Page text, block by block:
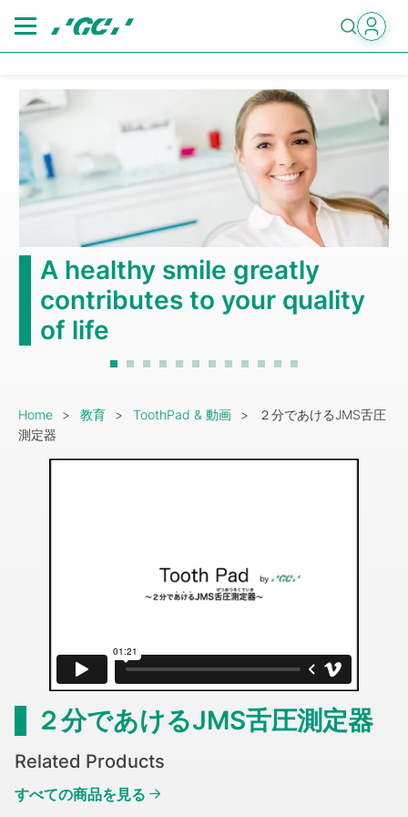
main
A healthy smile greatly
contributes to your quality
of life
Breadcrumb
Home 教育 ToothPad & 動画
２分であけるJMS舌圧
測定器
２分であけるJMS舌圧測定器
Related Products
すべての商品を見る